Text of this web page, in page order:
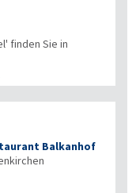
finden Sie in
Balkanhof